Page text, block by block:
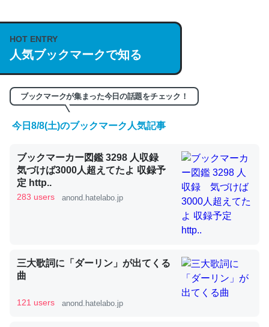
https://isobe324649.hatenablog.com/entry/2023/03/27
/064121
─GPTの仕組みと限界についての考察（１） - conceptualization
くらい。小説でいう「ずっと前の伏線」は回収されないけ
ど、短期記憶というには多い分量。進化すればするほど分
かりやすく強くなりそう
─GPTの仕組みと限界についての考察（１） - conceptualization
昆虫ってカルシウム少ないのか。知らんかった。調べたら
コオロギのカルシウム分はエビの600分の1程度。
─ニュース :: 【研究発表】昆虫学の大問題＝「昆虫はなぜ海にいな
HOT ENTRY
人気ブックマークで知る
ブックマークが集まった今日の話題をチェック！
今日8/8(土)のブックマーク人気記事
ブックマーカー図鑑 3298 人収録
気づけば3000人超えてたよ 収録予
定 http..
283 users anond.hatelabo.jp
三大歌詞に「ダーリン」が出てくる
曲
121 users anond.hatelabo.jp